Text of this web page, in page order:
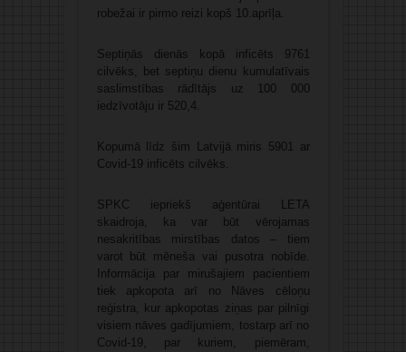
robežai ir pirmo reizi kopš 10.aprīļa.
Septiņās dienās kopā inficēts 9761
cilvēks, bet septiņu dienu kumulatīvais
saslimstības rādītājs uz 100 000
iedzīvotāju ir 520,4.
Kopumā līdz šim Latvijā miris 5901 ar
Covid-19 inficēts cilvēks.
SPKC iepriekš aģentūrai LETA
skaidroja, ka var būt vērojamas
nesakritības mirstības datos – tiem
varot būt mēneša vai pusotra nobīde.
Informācija par mirušajiem pacientiem
tiek apkopota arī no Nāves cēloņu
reģistra, kur apkopotas ziņas par pilnīgi
visiem nāves gadījumiem, tostarp arī no
Covid-19, par kuriem, piemēram,